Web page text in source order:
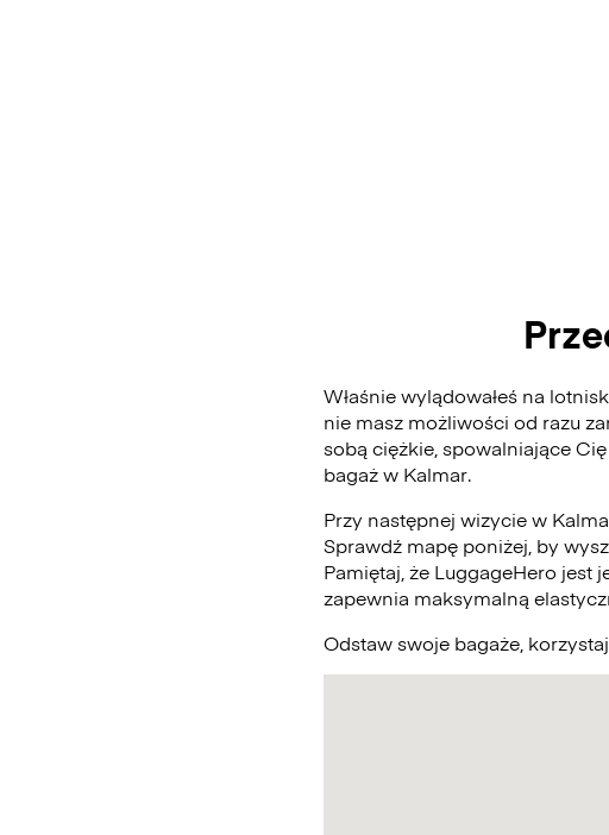
Właśnie wylądowałeś na
nie masz możliwości od razu
sobą ciężkie, spowalniające
bagaż w Kalmar.
Przy następnej wizycie w
Sprawdź mapę poniżej, by
Pamiętaj, że LuggageHero jest
zapewnia maksymalną
Odstaw swoje bagaże,